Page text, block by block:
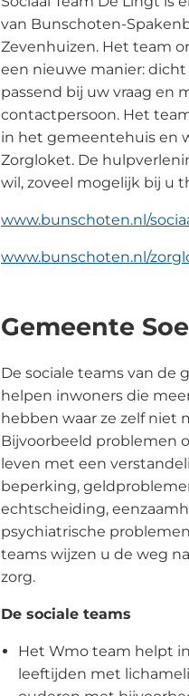
van Bunschoten-
Zevenhuizen. Het team
een nieuwe manier: dicht
passend bij uw vraag en
contactpersoon. Het
in het gemeentehuis en
Zorgloket. De
wil, zoveel mogelijk bij u
www.bunschoten.nl/
www.bunschoten.nl/
Gemeente
De sociale teams van de
helpen inwoners die
hebben waar ze zelf niet
Bijvoorbeeld problemen
leven met een
beperking,
echtscheiding,
psychiatrische
teams wijzen u de weg
zorg.
De sociale teams
Het Wmo team helpt
leeftijden met